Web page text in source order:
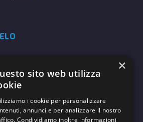
×
sito web utilizza
i cookie per personalizzare
annunci e per analizzare il nostro
Condividiamo inoltre informazioni